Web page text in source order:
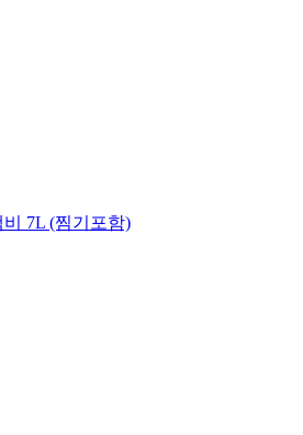
7L (찜기포함)